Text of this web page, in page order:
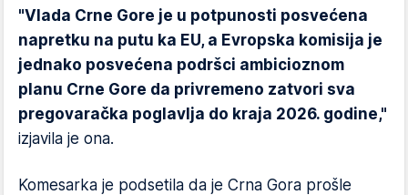
"Vlada Crne Gore je u potpunosti posvećena
napretku na putu ka EU, a Evropska komisija je
jednako posvećena podršci ambicioznom
planu Crne Gore da privremeno zatvori sva
pregovaračka poglavlja do kraja 2026. godine,"
izjavila je ona.
Komesarka je podsetila da je Crna Gora prošle